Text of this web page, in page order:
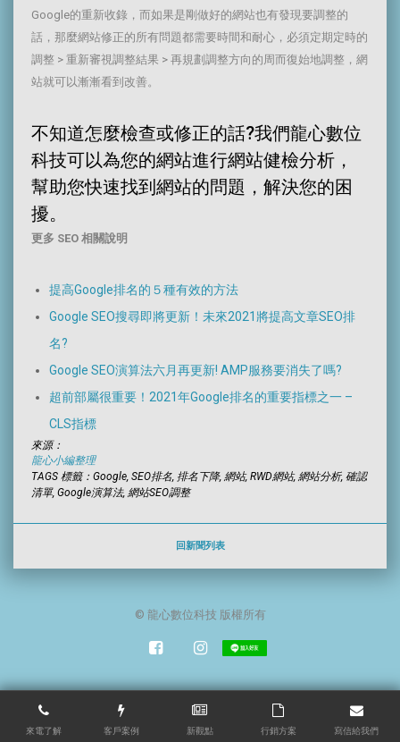
來電了解 客戶案例 新觀點 行銷方案 寫信給我們
Google的重新收錄，而如果是剛做好的網站也有發現要調整的
話，那麼網站修正的所有問題都需要時間和耐心，必須定期定時的
調整 > 重新審視調整結果 > 再規劃調整方向的周而復始地調整，網
站就可以漸漸看到改善。
不知道怎麼檢查或修正的話?我們龍心數位
科技可以為您的網站進行網站健檢分析，
幫助您快速找到網站的問題，解決您的困
擾。
更多 SEO 相關說明
提高Google排名的５種有效的方法
Google SEO搜尋即將更新！未來2021將提高文章SEO排
名?
Google SEO演算法六月再更新! AMP服務要消失了嗎?
超前部屬很重要！2021年Google排名的重要指標之一 –
CLS指標
來源：
龍心小編整理
TAGS 標籤：Google, SEO排名, 排名下降, 網站, RWD網站, 網站分析, 確認
清單, Google演算法, 網站SEO調整
回新聞列表
© 龍心數位科技 版權所有